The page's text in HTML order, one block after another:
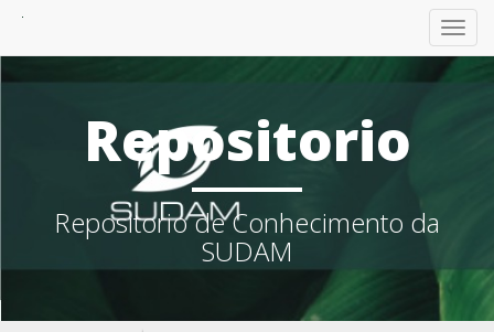
Repositorio
Repositorio de Conhecimento da
SUDAM